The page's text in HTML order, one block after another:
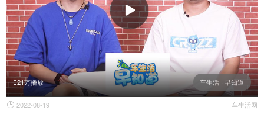
车生活 · 早知道
21万播放
 2022-08-19 车生活网